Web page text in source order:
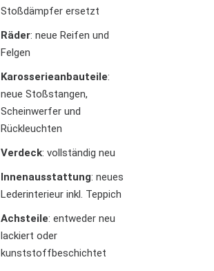
Stoßdämpfer ersetzt
Räder: neue Reifen und
Felgen
Karosserieanbauteile:
neue Stoßstangen,
Scheinwerfer und
Rückleuchten
Verdeck: vollständig neu
Innenausstattung: neues
Lederinterieur inkl. Teppich
Achsteile: entweder neu
lackiert oder
kunststoffbeschichtet